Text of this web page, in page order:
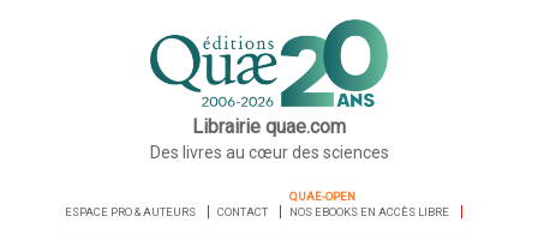
Librairie quae.com
Des livres au cœur des sciences
ESPACE PRO & AUTEURS CONTACT
QUAE-OPEN
NOS EBOOKS EN ACCÈS LIBRE